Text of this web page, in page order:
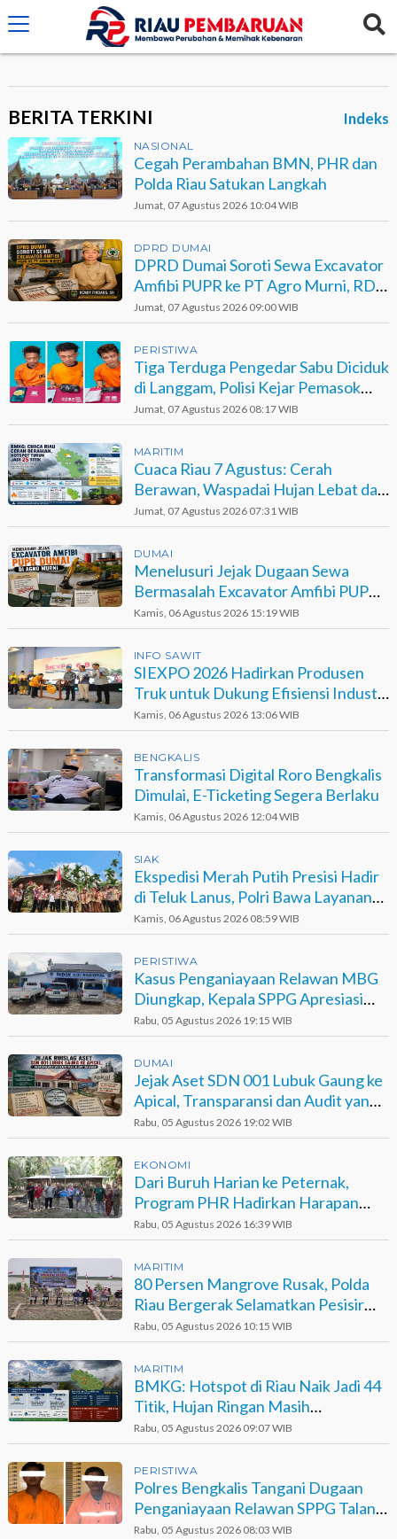
crossorigin="anonymous">
BERITA TERKINI Indeks
NASIONAL
Cegah Perambahan BMN, PHR dan
Polda Riau Satukan Langkah
Jumat, 07 Agustus 2026 10:04 WIB
DPRD DUMAI
DPRD Dumai Soroti Sewa Excavator
Amfibi PUPR ke PT Agro Murni, RDP
Jadi Opsi
Jumat, 07 Agustus 2026 09:00 WIB
PERISTIWA
Tiga Terduga Pengedar Sabu Diciduk
di Langgam, Polisi Kejar Pemasok
Berinisial GA
Jumat, 07 Agustus 2026 08:17 WIB
MARITIM
Cuaca Riau 7 Agustus: Cerah
Berawan, Waspadai Hujan Lebat dan
Petir
Jumat, 07 Agustus 2026 07:31 WIB
DUMAI
Menelusuri Jejak Dugaan Sewa
Bermasalah Excavator Amfibi PUPR
Dumai di Agro Murni
Kamis, 06 Agustus 2026 15:19 WIB
INFO SAWIT
SIEXPO 2026 Hadirkan Produsen
Truk untuk Dukung Efisiensi Industri
Sawit
Kamis, 06 Agustus 2026 13:06 WIB
BENGKALIS
Transformasi Digital Roro Bengkalis
Dimulai, E-Ticketing Segera Berlaku
Kamis, 06 Agustus 2026 12:04 WIB
SIAK
Ekspedisi Merah Putih Presisi Hadir
di Teluk Lanus, Polri Bawa Layanan
dan Harapan
Kamis, 06 Agustus 2026 08:59 WIB
PERISTIWA
Kasus Penganiayaan Relawan MBG
Diungkap, Kepala SPPG Apresiasi
Kinerja Polisi
Rabu, 05 Agustus 2026 19:15 WIB
DUMAI
Jejak Aset SDN 001 Lubuk Gaung ke
Apical, Transparansi dan Audit yang
Belum Terjawab
Rabu, 05 Agustus 2026 19:02 WIB
EKONOMI
Dari Buruh Harian ke Peternak,
Program PHR Hadirkan Harapan
Baru bagi Suku Sakai
Rabu, 05 Agustus 2026 16:39 WIB
MARITIM
80 Persen Mangrove Rusak, Polda
Riau Bergerak Selamatkan Pesisir
Sinaboi
Rabu, 05 Agustus 2026 10:15 WIB
MARITIM
BMKG: Hotspot di Riau Naik Jadi 44
Titik, Hujan Ringan Masih
Berpotensi Terjadi
Rabu, 05 Agustus 2026 09:07 WIB
PERISTIWA
Polres Bengkalis Tangani Dugaan
Penganiayaan Relawan SPPG Talang
Muandau
Rabu, 05 Agustus 2026 08:03 WIB